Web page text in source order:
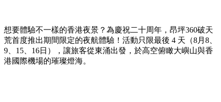
想要體驗不一樣的香港夜景？為慶祝二十周年，昂坪360破天
荒首度推出期間限定的夜航體驗！活動只限最後 4 天（8月8、
9、15、16日），讓旅客從東涌出發，於高空俯瞰大嶼山與香
港國際機場的璀璨燈海。